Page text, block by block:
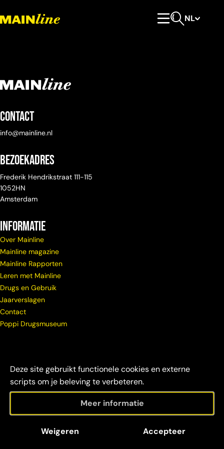
Deze site gebruikt functionele cookies en externe
scripts om je beleving te verbeteren.
Meer informatie
Weigeren Accepteer
NL
Contact
info@mainline.nl
Bezoekadres
Frederik Hendrikstraat 111-115
1052HN
Amsterdam
Informatie
Over Mainline
Mainline magazine
Mainline Rapporten
Leren met Mainline
Drugs en Gebruik
Jaarverslagen
Contact
Poppi Drugsmuseum
Mainline 2026
verantwoordelijkheid
credits